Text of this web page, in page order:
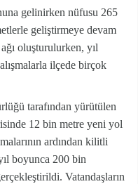
gelinirken nüfusu 265
geliştirmeye devam
oluşturulurken, yıl
ilçede birçok
tarafından yürütülen
12 bin metre yeni yol
ardından kilitli
boyunca 200 bin
Vatandaşların